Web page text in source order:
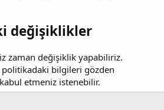
değişiklikler
zaman değişiklik yapabiliriz.
politikadaki bilgileri gözden
etmeniz istenebilir.